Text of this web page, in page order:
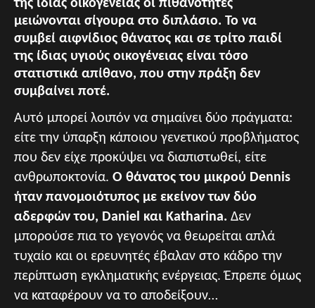
της ίδιας οικογένειας οι πιθανότητες
μειώνονται σίγουρα στο διπλάσιο. Το να
συμβεί αιφνίδιος θάνατος και σε τρίτο παιδί
της ίδιας υγιούς οικογένειας είναι τόσο
στατιστικά απίθανο, που στην πράξη δεν
συμβαίνει ποτέ.
Αυτό μπορεί λοιπόν να σημαίνει δύο πράγματα:
είτε την ύπαρξη κάποιου γενετικού προβλήματος
που δεν είχε προκύψει να διαπιστωθεί, είτε
ανθρωποκτονία. Ο θάνατος του μικρού Dennis
ήταν πανομοιότυπος με εκείνον των δύο
αδερφών του, Daniel και Katharina. Δεν
μπορούσε πια το γεγονός να θεωρείται απλά
τυχαίο και οι ερευνητές έβαλαν στο κάδρο την
περίπτωση εγκληματικής ενέργειας. Έπρεπε όμως
να καταφέρουν να το αποδείξουν…